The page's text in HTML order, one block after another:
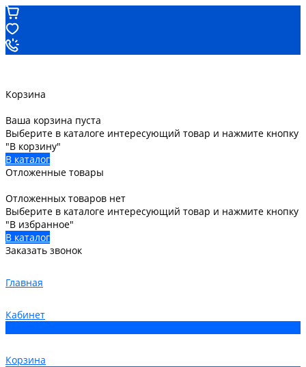
Корзина
Ваша корзина пуста
Выберите в каталоге интересующий товар и нажмите кнопку
"В корзину"
В каталог
Отложенные товары
Отложенных товаров нет
Выберите в каталоге интересующий товар и нажмите кнопку
"В избранное"
В каталог
Заказать звонок
Главная
Кабинет
Корзина